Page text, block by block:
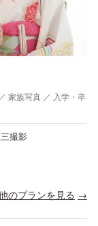
家族写真 ／ 入学・卒
撮影
のプランを見る